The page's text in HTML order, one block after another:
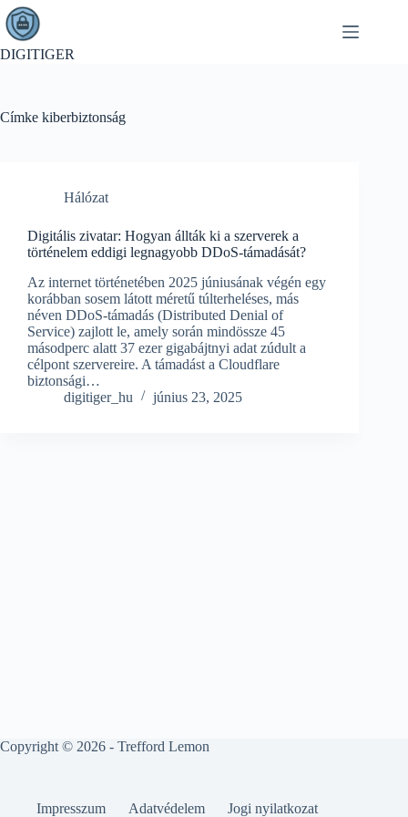
Skip
to
content
DIGITIGER
Címke kiberbiztonság
Hálózat
Digitális zivatar: Hogyan állták ki a szerverek a
történelem eddigi legnagyobb DDoS-támadását?
Az internet történetében 2025 júniusának végén egy
korábban sosem látott méretű túlterheléses, más
néven DDoS-támadás (Distributed Denial of
Service) zajlott le, amely során mindössze 45
másodperc alatt 37 ezer gigabájtnyi adat zúdult a
célpont szervereire. A támadást a Cloudflare
biztonsági…
digitiger_hu
június 23, 2025
Copyright © 2026 - Trefford Lemon
Impresszum Adatvédelem Jogi nyilatkozat